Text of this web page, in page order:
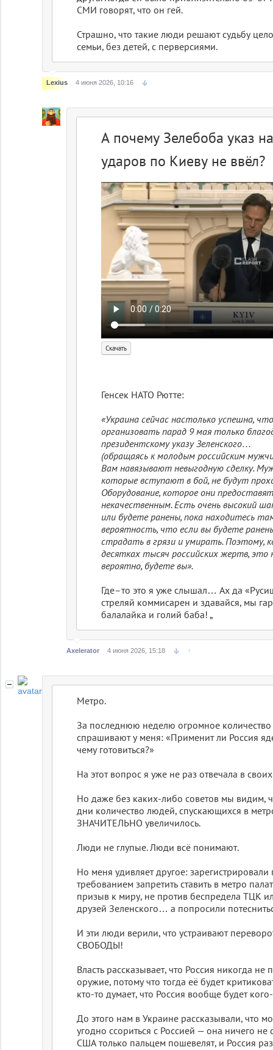
СМИ говорят, что он гей.
Страшно, что такие люди решают судьбу
семьи, без детей, с перверсиями.
Lexius 4 июня 2026, 10:16
А почему Зелебоба указ
ударов по Киеву не ввёл?
Скачать
Генсек НАТО Рютте:
«Украина сейчас настолько успешна,
организовать парад 9 мая только
президентскому указу Зеленского…
(обращаясь к молодым российским
Вам навязывают невыгодную сделку.
которые вступают в бой, не будут
Оборудование, которое они
некачественным. Есть очень высокий
или будете ранены, пока находитесь
вероятность, что если вы будете
страдать в грязи и умирать. Поэтому,
десятках тысяч российских жертв, это
вероятно, будете вы».
Где–то это я уже слышал… Ах да
стреляй коммисарен и здавайся, мы
балалайка и голий баба! „
Axelerator 4 июня 2026, 15:18 ↑
Метро.
За последнюю неделю огромное
спрашивают у меня: «Применит ли Россия
чему готовиться?»
На этот вопрос я уже не раз отвечала в
Но даже без каких-либо советов мы видим,
дни количество людей, спускающихся в
ЗНАЧИТЕЛЬНО увеличилось.
Люди не глупые. Люди всё понимают.
Но меня удивляет другое:
требованием запретить ставить в метро
призыв к миру, не против беспредела ТЦК
друзей Зеленского… а попросили
И эти люди верили, что устраивают
СВОБОДЫ!
Власть рассказывает, что Россия никогда
оружие, потому что тогда её будет
кто-то думает, что Россия вообще будет
До этого нам в Украине рассказывали, что
угодно ссориться с Россией — она ничего не
США только пальцем пошевелят, и Россия